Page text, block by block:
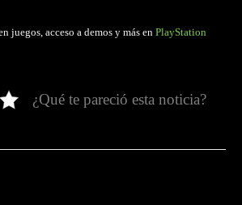
juegos, acceso a demos y más en PlayStation
¿Qué te pareció esta noticia?